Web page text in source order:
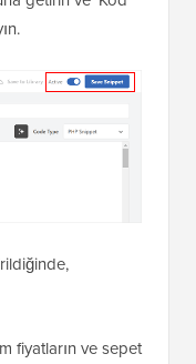
fiyatların ve sepet